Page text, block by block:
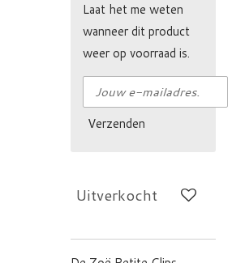
Laat het me weten
wanneer dit product
weer op voorraad is.
Verzenden
Uitverkocht